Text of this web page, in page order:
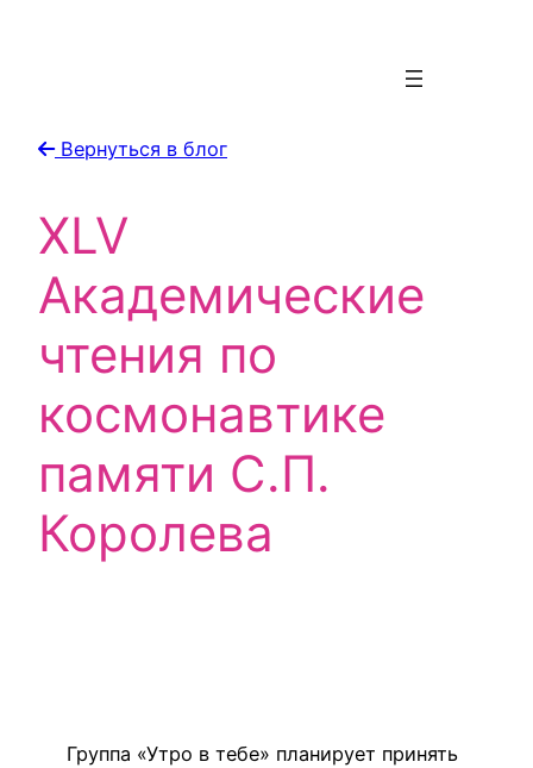
Вернуться в блог
XLV
Академические
чтения по
космонавтике
памяти С.П.
Королева
Группа «Утро в тебе» планирует принять